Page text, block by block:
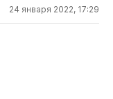
24 января 2022, 17:29